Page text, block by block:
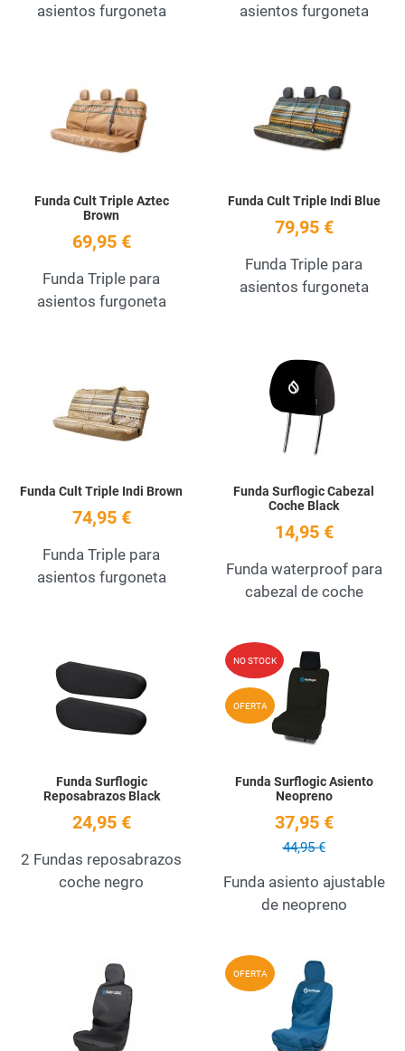
asientos furgoneta
asientos furgoneta
Funda Cult Triple Aztec
Brown
69,95 €
Funda Triple para
asientos furgoneta
Funda Cult Triple Indi Blue
79,95 €
Funda Triple para
asientos furgoneta
Add to Wishlist
Funda Cult Triple Indi Brown
74,95 €
Funda Triple para
asientos furgoneta
Funda Surflogic Cabezal
Coche Black
14,95 €
Funda waterproof para
cabezal de coche
Add to Wishlist
Quick View
Funda Surflogic
Reposabrazos Black
24,95 €
2 Fundas reposabrazos
coche negro
NO STOCK
OFERTA
Funda Surflogic Asiento
Neopreno
37,95 €
44,95 €
Funda asiento ajustable
de neopreno
Add to Wishlist
OFERTA